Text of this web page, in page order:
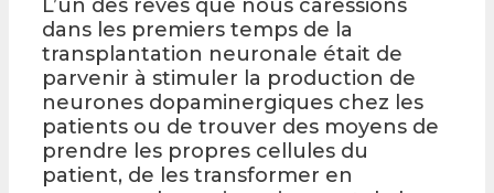
L’un des rêves que nous caressions
dans les premiers temps de la
transplantation neuronale était de
parvenir à stimuler la production de
neurones dopaminergiques chez les
patients ou de trouver des moyens de
prendre les propres cellules du
patient, de les transformer en